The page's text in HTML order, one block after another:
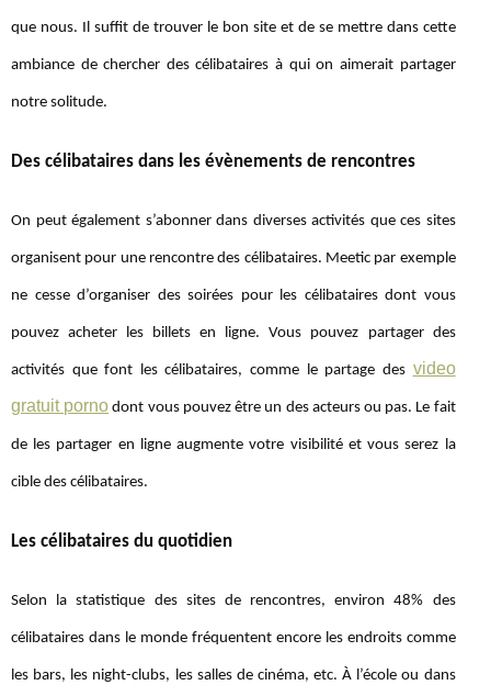
que nous. Il suffit de trouver le bon site et de se mettre dans cette
ambiance de chercher des célibataires à qui on aimerait partager
notre solitude.
Des célibataires dans les évènements de rencontres
On peut également s’abonner dans diverses activités que ces sites
organisent pour une rencontre des célibataires. Meetic par exemple
ne cesse d’organiser des soirées pour les célibataires dont vous
pouvez acheter les billets en ligne. Vous pouvez partager des
activités que font les célibataires, comme le partage des video
gratuit porno dont vous pouvez être un des acteurs ou pas. Le fait
de les partager en ligne augmente votre visibilité et vous serez la
cible des célibataires.
Les célibataires du quotidien
Selon la statistique des sites de rencontres, environ 48% des
célibataires dans le monde fréquentent encore les endroits comme
les bars, les night-clubs, les salles de cinéma, etc. À l’école ou dans